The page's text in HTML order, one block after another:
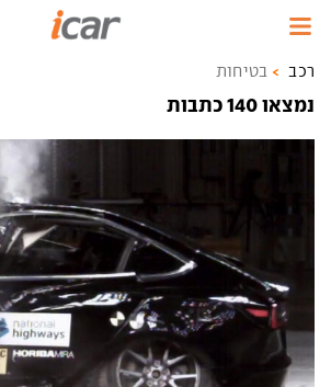
רכב בטיחות
נמצאו 140 כתבות